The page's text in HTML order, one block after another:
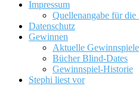
Impressum
Quellenangabe für
Datenschutz
Gewinnen
Aktuelle Gewinnspiele
Bücher Blind-Dates
Gewinnspiel-Historie
Stephi liest vor